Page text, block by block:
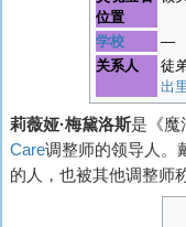
位置
学校
―
关系人
徒
出
莉薇娅·梅黛洛斯是《魔
Care调整师的领导人。
的人，也被其他调整师称